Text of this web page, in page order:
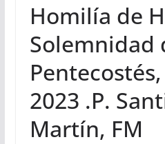
Homilía de
Solemnidad
2023 .P.
Martín, FM